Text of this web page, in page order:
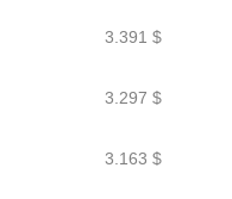
3.391 $
3.297 $
3.163 $